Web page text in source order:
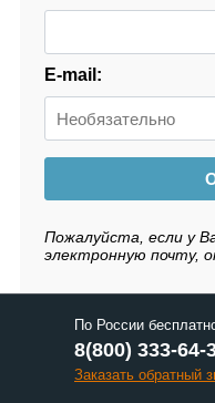
E-mail:
Пожалуйста, если у
электронную почту,
По России
8(800) 333-64-
Заказать обратный